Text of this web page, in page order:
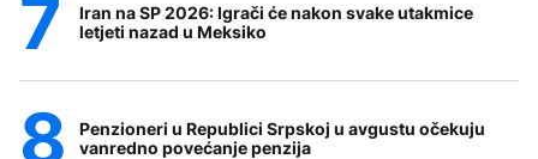
Iran na SP 2026: Igrači će nakon svake utakmice
letjeti nazad u Meksiko
Penzioneri u Republici Srpskoj u avgustu očekuju
vanredno povećanje penzija